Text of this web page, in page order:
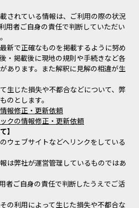
されている情報は、ご利用の際の状況
用者ご自身の責任で判断していただい
新で正確なものを掲載するように努め
・掲載後に現地の規則や手続きなど各
あります。また解釈に見解の相違が生
生じた損失や不都合などについて、弊
のとします。
報修正・更新依頼
クの情報修正・更新依頼
ウェブサイトなどへリンクをしている
は弊社が運営管理しているものではあ
者ご自身の責任で判断したうえでご活
の利用によって生じた損失や不都合な